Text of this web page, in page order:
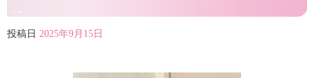
投稿日 2025年9月15日